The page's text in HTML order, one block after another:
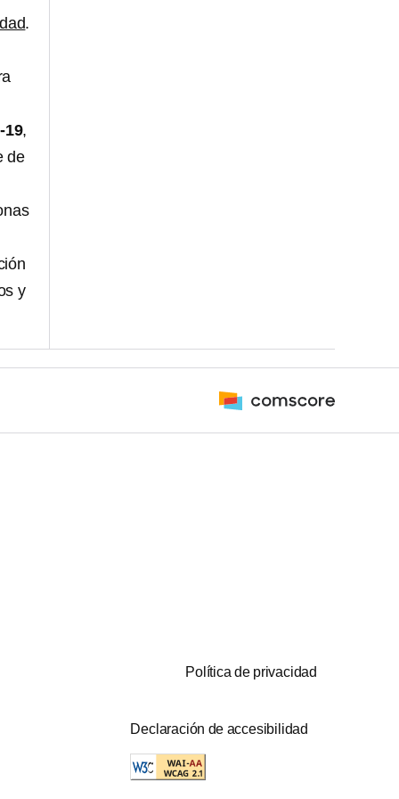
.
19,
de
y
Política de privacidad
Declaración de accesibilidad